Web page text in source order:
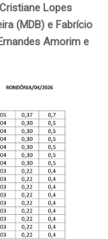
Cristiane Lopes
(MDB) e Fabrício
Amorim e